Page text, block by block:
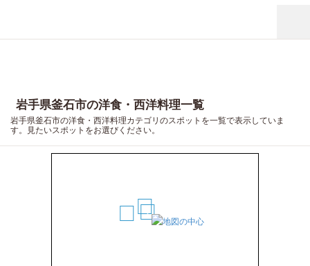
岩手県釜石市の洋食・西洋料理一覧
岩手県釜石市の洋食・西洋料理カテゴリのスポットを一覧で表示していま
す。見たいスポットをお選びください。
1
2